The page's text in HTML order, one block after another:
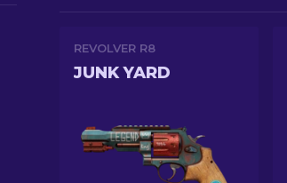
REVOLVER R8
JUNK YARD